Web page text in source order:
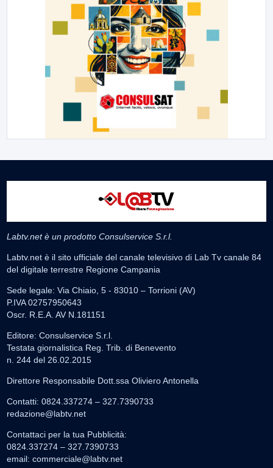
Labtv.net è un prodotto Consulservice S.r.l.
Labtv.net è il sito ufficiale del canale televisivo di Lab Tv canale 84
del digitale terrestre Regione Campania
Sede legale: Via Chiaio, 5 - 83010 – Torrioni (AV)
P.IVA 02757950643
Oscr. R.E.A. AV N.181151
Editore: Consulservice S.r.l.
Testata giornalistica Reg. Trib. di Benevento
n. 244 del 26.02.2015
Direttore Responsabile Dott.ssa Oliviero Antonella
Contatti: 0824.337274 – 327.7390733
redazione@labtv.net
Contattaci per la tua Pubblicità:
0824.337274 – 327.7390733
email: commerciale@labtv.net